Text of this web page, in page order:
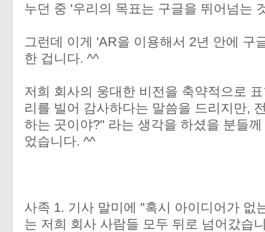
누던 중 '우리의 목표는 구글을 뛰어넘는
그런데 이게 'AR을 이용해서 2년 안에 구
한 겁니다. ^^
저희 회사의 웅대한 비전을 축약적으로
리를 빌어 감사하다는 말씀을 드리지만,
하는 곳이야?" 라는 생각을 하셨을 분들
었습니다. ^^
사족 1. 기사 말미에 "혹시 아이디어가 없
는 저희 회사 사람들 모두 뒤로 넘어갔습